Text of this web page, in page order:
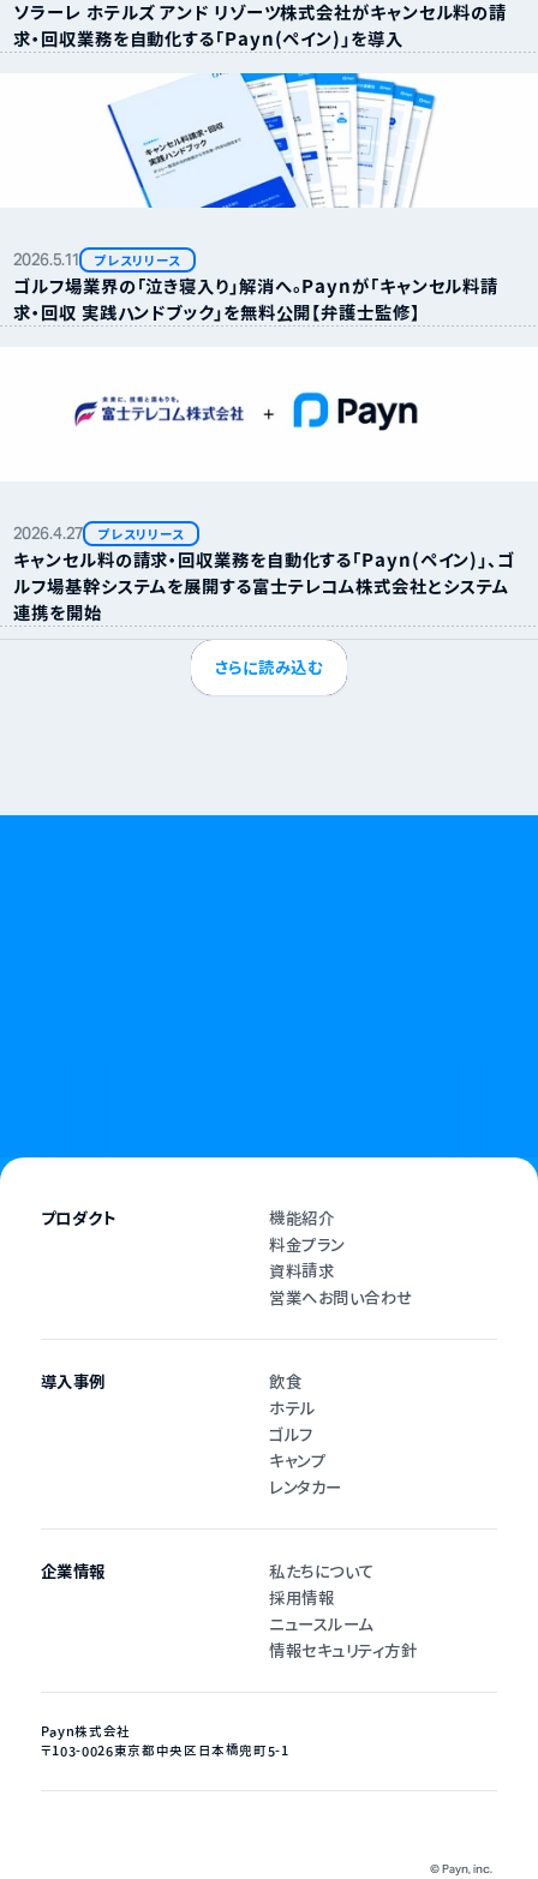
ソラーレ ホテルズ アンド リゾーツ株式会社がキャンセル料の請
求・回収業務を自動化する「Payn（ペイン）」を導入
2026.5.11 プレスリリース
ゴルフ場業界の「泣き寝入り」解消へ。Paynが「キャンセル料請
求・回収 実践ハンドブック」を無料公開【弁護士監修】
2026.4.27 プレスリリース
キャンセル料の請求・回収業務を自動化する「Payn（ペイン）」、ゴ
ルフ場基幹システムを展開する富士テレコム株式会社とシステム
連携を開始
さらに読み込む
©︎ Payn, inc.
プロダクト
機能紹介
料金プラン
資料請求
営業へお問い合わせ
導入事例
飲食
ホテル
ゴルフ
キャンプ
レンタカー
企業情報
私たちについて
採用情報
ニュースルーム
情報セキュリティ方針
Payn株式会社
〒103-0026東京都中央区日本橋兜町5-1